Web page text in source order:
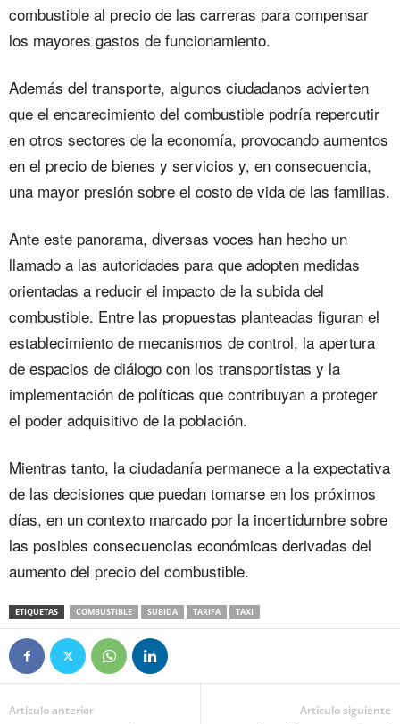
combustible al precio de las carreras para compensar
los mayores gastos de funcionamiento.
Además del transporte, algunos ciudadanos advierten
que el encarecimiento del combustible podría repercutir
en otros sectores de la economía, provocando aumentos
en el precio de bienes y servicios y, en consecuencia,
una mayor presión sobre el costo de vida de las familias.
Ante este panorama, diversas voces han hecho un
llamado a las autoridades para que adopten medidas
orientadas a reducir el impacto de la subida del
combustible. Entre las propuestas planteadas figuran el
establecimiento de mecanismos de control, la apertura
de espacios de diálogo con los transportistas y la
implementación de políticas que contribuyan a proteger
el poder adquisitivo de la población.
Mientras tanto, la ciudadanía permanece a la expectativa
de las decisiones que puedan tomarse en los próximos
días, en un contexto marcado por la incertidumbre sobre
las posibles consecuencias económicas derivadas del
aumento del precio del combustible.
ETIQUETAS COMBUSTIBLE SUBIDA TARIFA TAXI
Artículo anterior Artículo siguiente